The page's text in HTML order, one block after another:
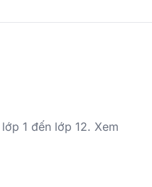
1 đến lớp 12. Xem